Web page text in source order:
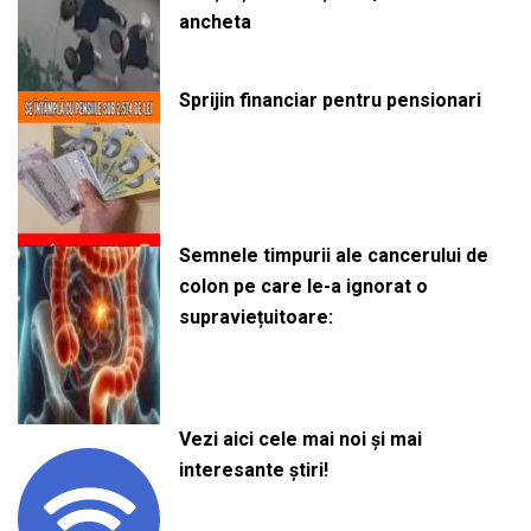
ancheta
Sprijin financiar pentru pensionari
Semnele timpurii ale cancerului de
colon pe care le-a ignorat o
supraviețuitoare:
Vezi aici cele mai noi și mai
interesante știri!